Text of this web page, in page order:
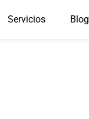
Servicios Blog